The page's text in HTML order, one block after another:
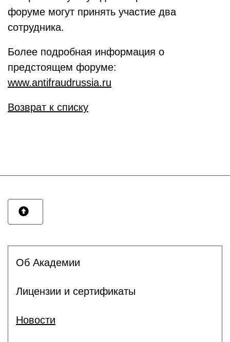
форуме могут принять участие два
сотрудника.
Более подробная информация о
предстоящем форуме:
www.antifraudrussia.ru
Возврат к списку
Об Академии
Лицензии и сертификаты
Новости